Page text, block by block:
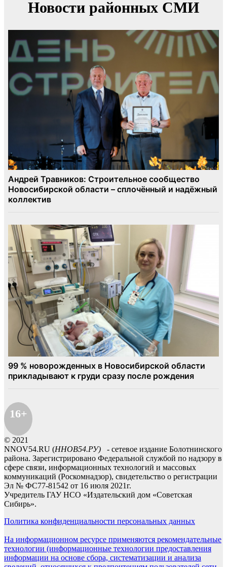
16+
© 2021
NNOV54.RU (ННОВ54.РУ) - сетевое издание Болотнинского
района. Зарегистрировано Федеральной службой по надзору в
сфере связи, информационных технологий и массовых
коммуникаций (Роскомнадзор), свидетельство о регистрации
Эл № ФС77-81542 от 16 июля 2021г.
Учредитель ГАУ НСО «Издательский дом «Советская
Сибирь».
Политика конфиденциальности персональных данных
На информационном ресурсе применяются рекомендательные
технологии (информационные технологии предоставления
информации на основе сбора, систематизации и анализа